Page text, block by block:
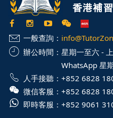
一般查詢：
辦公時間： 星期一至六 -
WhatsApp 星
人手接聽： +852 6828
微信客服： +852 6828
即時客服： +852 9061